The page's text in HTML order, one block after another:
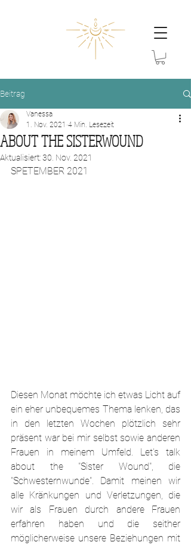
Beitrag
ABOUT THE SISTERWOUND
Vanessa
1. Nov. 2021 4 Min. Lesezeit
Aktualisiert:30. Nov. 2021
SPETEMBER 2021
Diesen Monat möchte ich etwas Licht auf
ein eher unbequemes Thema lenken, das
in den letzten Wochen plötzlich sehr
präsent war bei mir selbst sowie anderen
Frauen in meinem Umfeld. Let's talk
about the "Sister Wound", die
"Schwesternwunde". Damit meinen wir
alle Kränkungen und Verletzungen, die
wir als Frauen durch andere Frauen
erfahren haben und die seither
möglicherweise unsere Beziehungen mit